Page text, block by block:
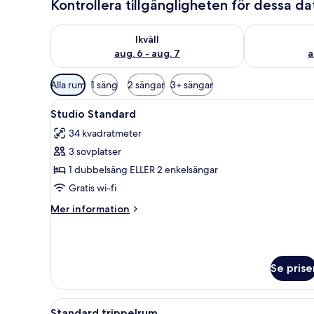
Kontrollera tillgängligheten för dessa
Ikväll
aug. 6 - aug. 7
Kontrollera tillgängligheten för ikväll aug. 6 - aug. 7
Kontrollera
Tillgängliga
filter
för
rum
Alla rum 1 säng 2 sängar 3+ sängar
Öppna
alla
foton
för
Studio
Standard
Ett modernt hotellrum med
9
Studio Standard
34 kvadratmeter
3 sovplatser
1 dubbelsäng ELLER 2 enkelsängar
Gratis wi-fi
Mer information
Mer
Se
Öppna
Ett rum med två enkelsängar,
7